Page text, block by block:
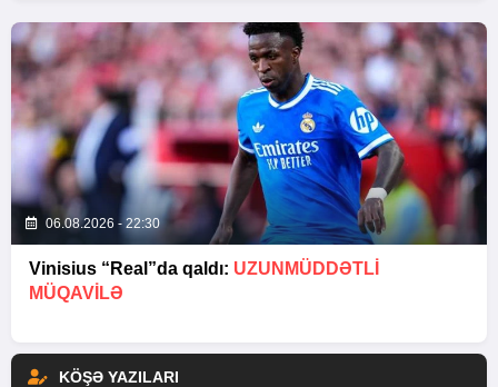
06.08.2026 - 22:30
Vinisius “Real”da qaldı: UZUNMÜDDƏTLİ
MÜQAVİLƏ
KÖŞƏ YAZILARI